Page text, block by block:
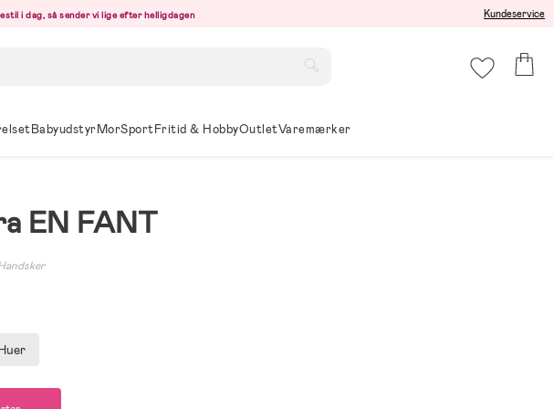
i dag, så sender vi lige efter helligdagen Kundeservice
BabyudstyrMorSportFritid & HobbyOutletVaremærker
EN FANT